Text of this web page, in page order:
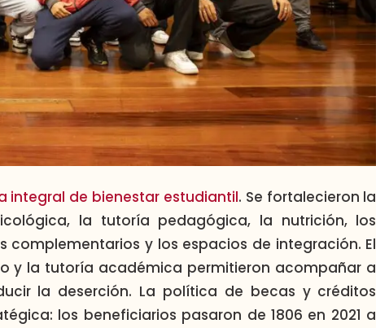
integral de bienestar estudiantil. Se fortalecieron la
la tutoría pedagógica, la nutrición, los
complementarios y los espacios de integración. El
y la tutoría académica permitieron acompañar a
la deserción. La política de becas y créditos
los beneficiarios pasaron de 1806 en 2021 a